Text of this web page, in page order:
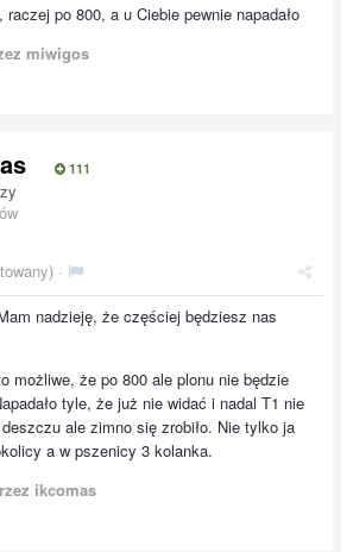
raczej po 800, a u Ciebie pewnie napadało
miwigos
111
·
nadzieję, że częściej będziesz nas
możliwe, że po 800 ale plonu nie będzie
tyle, że już nie widać i nadal T1 nie
ale zimno się zrobiło. Nie tylko ja
a w pszenicy 3 kolanka.
ikcomas